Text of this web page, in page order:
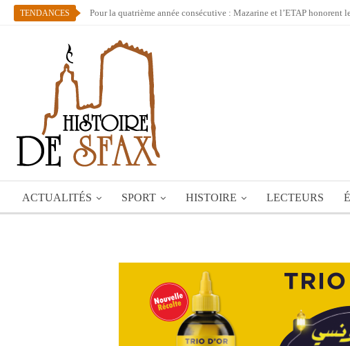
TENDANCES Pour la quatrième année consécutive : Mazarine et l’ETAP honorent
ACTUALITÉS SPORT HISTOIRE LECTEURS